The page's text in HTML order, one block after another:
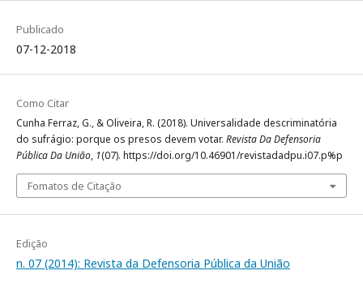
Publicado
07-12-2018
Como Citar
Cunha Ferraz, G., & Oliveira, R. (2018). Universalidade descriminatória
do sufrágio: porque os presos devem votar. Revista Da Defensoria
Pública Da União, 1(07). https://doi.org/10.46901/revistadadpu.i07.p%p
Fomatos de Citação
Edição
n. 07 (2014): Revista da Defensoria Pública da União